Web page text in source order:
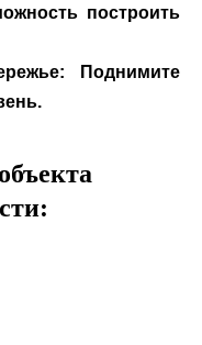
построить
Поднимите